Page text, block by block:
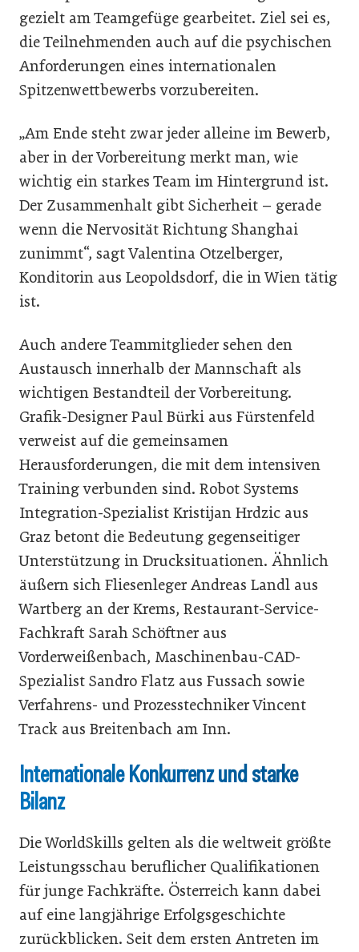
gezielt am Teamgefüge gearbeitet. Ziel sei es,
die Teilnehmenden auch auf die psychischen
Anforderungen eines internationalen
Spitzenwettbewerbs vorzubereiten.
„Am Ende steht zwar jeder alleine im Bewerb,
aber in der Vorbereitung merkt man, wie
wichtig ein starkes Team im Hintergrund ist.
Der Zusammenhalt gibt Sicherheit – gerade
wenn die Nervosität Richtung Shanghai
zunimmt“, sagt Valentina Otzelberger,
Konditorin aus Leopoldsdorf, die in Wien tätig
ist.
Auch andere Teammitglieder sehen den
Austausch innerhalb der Mannschaft als
wichtigen Bestandteil der Vorbereitung.
Grafik-Designer Paul Bürki aus Fürstenfeld
verweist auf die gemeinsamen
Herausforderungen, die mit dem intensiven
Training verbunden sind. Robot Systems
Integration-Spezialist Kristijan Hrdzic aus
Graz betont die Bedeutung gegenseitiger
Unterstützung in Drucksituationen. Ähnlich
äußern sich Fliesenleger Andreas Landl aus
Wartberg an der Krems, Restaurant-Service-
Fachkraft Sarah Schöftner aus
Vorderweißenbach, Maschinenbau-CAD-
Spezialist Sandro Flatz aus Fussach sowie
Verfahrens- und Prozesstechniker Vincent
Track aus Breitenbach am Inn.
Internationale Konkurrenz und starke
Bilanz
Die WorldSkills gelten als die weltweit größte
Leistungsschau beruflicher Qualifikationen
für junge Fachkräfte. Österreich kann dabei
auf eine langjährige Erfolgsgeschichte
zurückblicken. Seit dem ersten Antreten im